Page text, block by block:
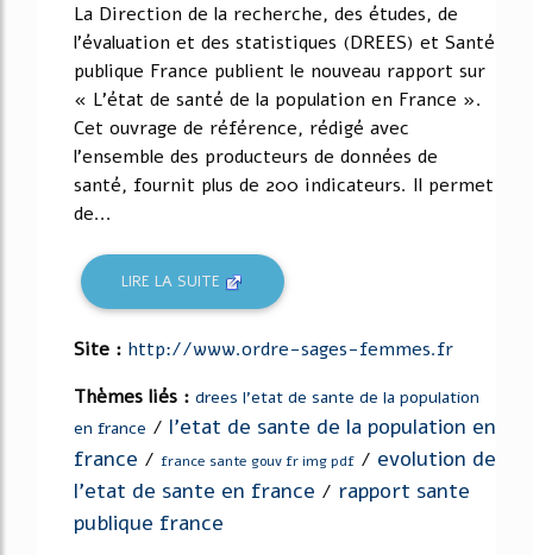
La Direction de la recherche, des études, de
l'évaluation et des statistiques (DREES) et Santé
publique France publient le nouveau rapport sur
« L'état de santé de la population en France ».
Cet ouvrage de référence, rédigé avec
l'ensemble des producteurs de données de
santé, fournit plus de 200 indicateurs. Il permet
de...
LIRE LA SUITE
Site : http://www.ordre-sages-femmes.fr
Thèmes liés : drees l'etat de sante de la population
en france / l'etat de sante de la population en
france / france sante gouv fr img pdf / evolution de
l'etat de sante en france / rapport sante
publique france